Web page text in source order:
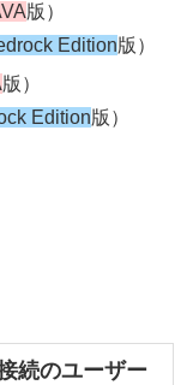
版）
Edition版）
版）
Edition版）
続のユーザー